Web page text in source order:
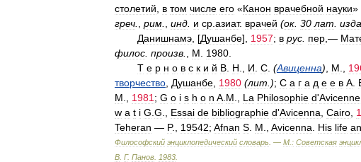
столетий
в том числе его «Канон врачебной науки
греч
рим инд и ср азиат. врачей (ок 30 лат
Данишнамэ , [Душанбе], 1957; в рус пер ,—
филос произв М 1980
Т e p н о в с к и й В Н И С (Авиценна) М
творчество Душанбе 1980 (лит ); С а г а д е е в А
М
1981 ; G o i s h o n A M La Philosophie d'Avicenne
w a t i G G Essai de bibliographie d'Avicenna Cairo
Teheran — P., 19542; Afnan S M Avicenna His life
Философский энциклопедический словарь . — М : Советская
В Г. Панов 1983